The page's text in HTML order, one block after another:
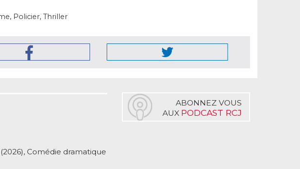
Policier, Thriller
Comédie dramatique
ABONNEZ VOUS
AUX PODCAST RCJ